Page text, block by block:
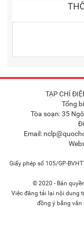
TẠP CHÍ
Tổng
Tòa soạn: 35
Email:
Giấy phép số 105/GP-
© 2020 - Bản
Việc đăng tải lại nội dung
đồng ý bằng văn